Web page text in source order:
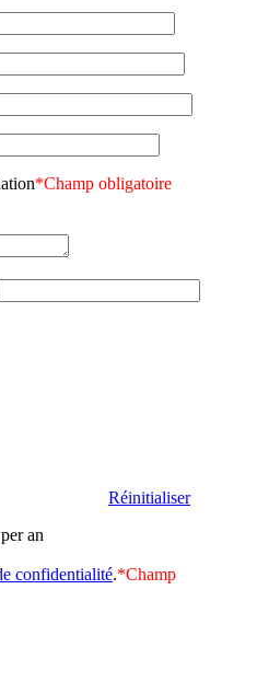
*Champ obligatoire
Réinitialiser
an
confidentialité.*Champ